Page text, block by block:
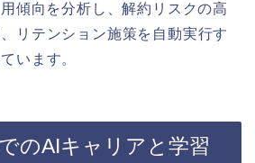
傾向を分析し、解約リスクの高
リテンション施策を自動実行す
います。
のAIキャリアと学習